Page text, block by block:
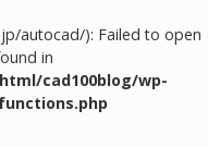
autocad/): Failed to open
in
cad100blog/wp-